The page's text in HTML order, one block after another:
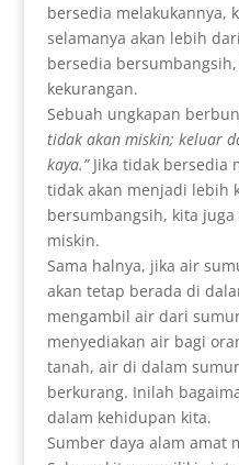
bersedia melakukannya,
selamanya akan lebih
bersedia
kekurangan.
Sebuah ungkapan
tidak akan miskin; keluar
kaya.”Jika tidak bersedia
tidak akan menjadi lebih
bersumbangsih, kita
miskin.
Sama halnya, jika air
akan tetap berada di
mengambil air dari
menyediakan air bagi
tanah, air di dalam
berkurang. Inilah
dalam kehidupan kita.
Sumber daya alam amat